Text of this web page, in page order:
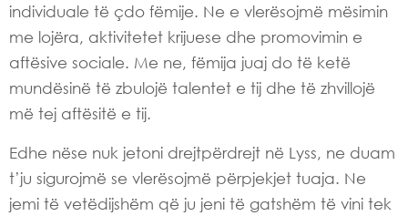
individuale të çdo fëmije. Ne e vlerësojmë mësimin
me lojëra, aktivitetet krijuese dhe promovimin e
aftësive sociale. Me ne, fëmija juaj do të ketë
mundësinë të zbulojë talentet e tij dhe të zhvillojë
më tej aftësitë e tij.
Edhe nëse nuk jetoni drejtpërdrejt në Lyss, ne duam
t’ju sigurojmë se vlerësojmë përpjekjet tuaja. Ne
jemi të vetëdijshëm që ju jeni të gatshëm të vini tek